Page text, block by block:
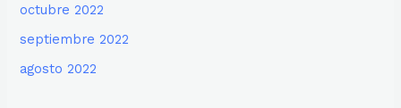
octubre 2022
septiembre 2022
agosto 2022